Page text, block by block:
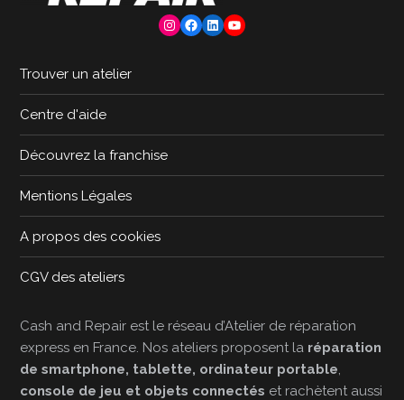
Instagram
Facebook
LinkedInYouTube
Trouver un atelier
Centre d'aide
Découvrez la franchise
Mentions Légales
A propos des cookies
CGV des ateliers
Cash and Repair est le réseau d’Atelier de réparation
express en France. Nos ateliers proposent la réparation
de smartphone, tablette, ordinateur portable
console de jeu et objets connectés et rachètent aussi